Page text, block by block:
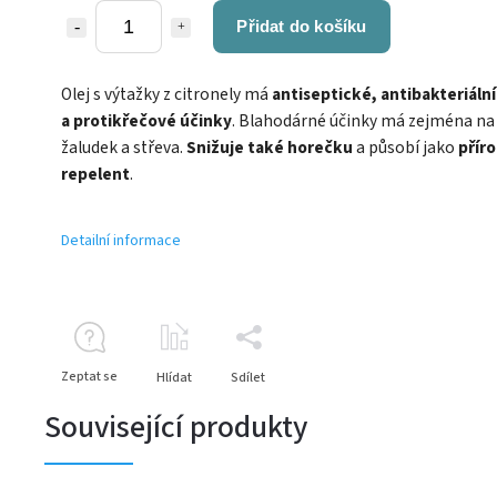
Přidat do košíku
Olej s výtažky z citronely má antiseptické, antibakteriální
a protikřečové účinky. Blahodárné účinky má zejména na
žaludek a střeva.Snižuje také horečkua působí jako
repelent.
Detailní informace
Zeptat se Hlídat Sdílet
Související produkty